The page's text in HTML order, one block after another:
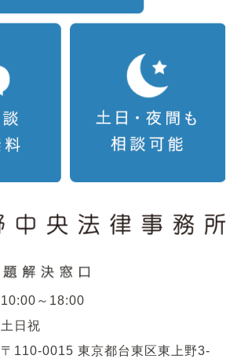
10:00～18:00
土日祝
〒110-0015 東京都台東区東上野3-